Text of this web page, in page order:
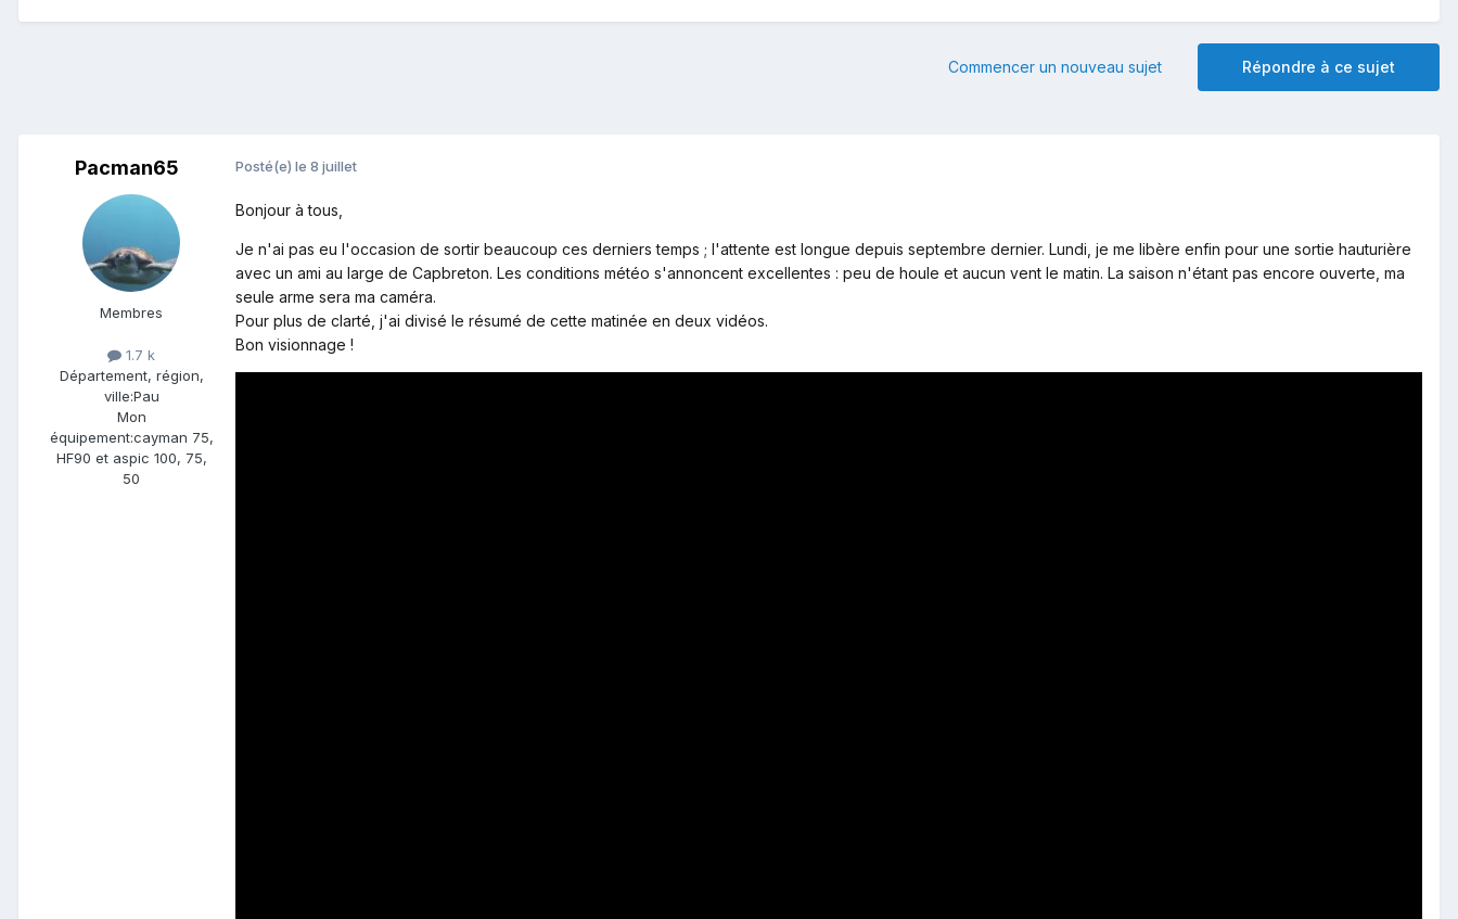
Répondre à ce sujet
Commencer un nouveau sujet
Pacman65
Membres
1.7 k
Département, région,
ville:Pau
Mon
équipement:cayman 75,
HF90 et aspic 100, 75,
50
Posté(e) le 8 juillet
Bonjour à tous,
Je n'ai pas eu l'occasion de sortir beaucoup ces derniers temps ; l'attente est longue depuis septembre dernier. Lundi, je me libère enfin pour une sortie hauturière
avec un ami au large de Capbreton. Les conditions météo s'annoncent excellentes : peu de houle et aucun vent le matin. La saison n'étant pas encore ouverte, ma
seule arme sera ma caméra.
Pour plus de clarté, j'ai divisé le résumé de cette matinée en deux vidéos.
Bon visionnage !